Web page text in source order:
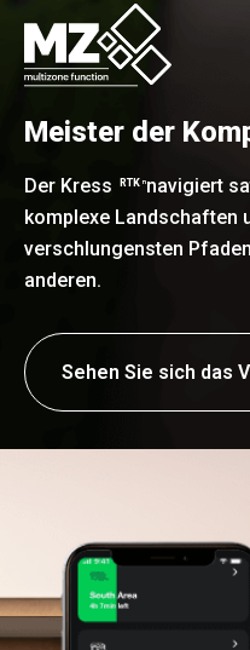
Meister der
Der Kress RTK nnavigiert
komplexe Landschaften
verschlungensten
anderen.
Sehen Sie sich das